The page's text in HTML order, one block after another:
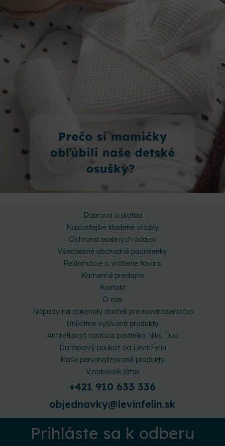
Doprava a platba
Najčastejšie kladené otázky
Ochrana osobných údajov
Všeobecné obchodné podmienky
Reklamácie a vrátenie tovaru
Kamenné predajne
Kontakt
O nás
Nápady na dokonalý darček pre novorodeniatko
Unikátne vyšívané produkty
Antirefluxná rastúca postieľka Nika Duo
Darčekový poukaz od LevinFelin
Naše personalizované produkty
Vzorkovník látok
+421 910 633 336
objednavky@levinfelin.sk
Prihláste sa k odberu